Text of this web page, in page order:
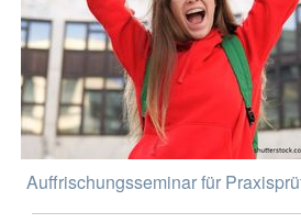
Auffrischungsseminar für